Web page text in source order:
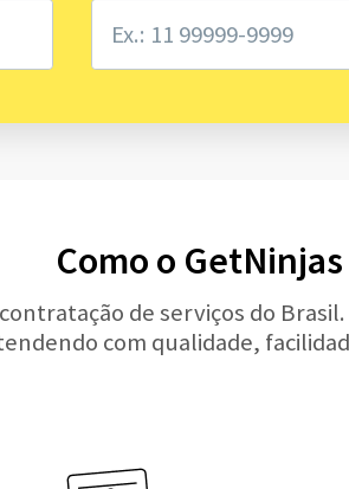
Como o
de serviços do
com qualidade,